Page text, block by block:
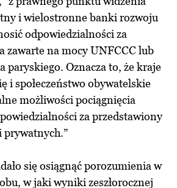
i wielostronne banki rozwoju
odpowiedzialności za
zawarte na mocy UNFCCC lub
paryskiego. Oznacza to, że kraje
i społeczeństwo obywatelskie
możliwości pociągnięcia
za przedstawiony
prywatnych.”
się osiągnąć porozumienia w
w jaki wyniki zeszłorocznej